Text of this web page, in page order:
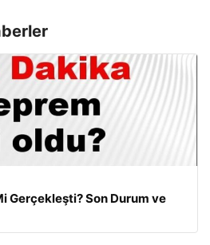
Gerçekleşti? Son Durum ve